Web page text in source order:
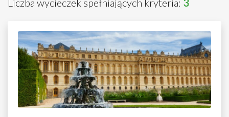
Liczba wycieczek spełniających kryteria: 3